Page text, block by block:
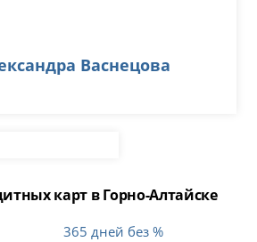
Васнецова
карт в Горно-Алтайске
365 дней без %